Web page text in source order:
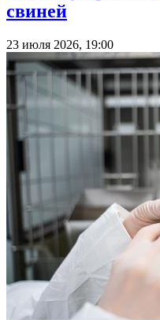
свиней
23 июля 2026, 19:00